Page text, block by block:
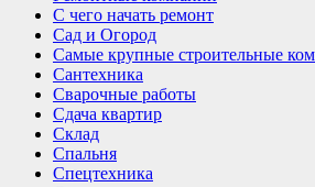
С чего начать ремонт
Сад и Огород
Самые крупные строительные
Сантехника
Сварочные работы
Сдача квартир
Склад
Спальня
Спецтехника